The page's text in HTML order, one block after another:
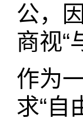
公，
商视“
作为
求“自